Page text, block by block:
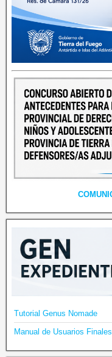
Tutorial Genus Nomade
Manual de Usuarios